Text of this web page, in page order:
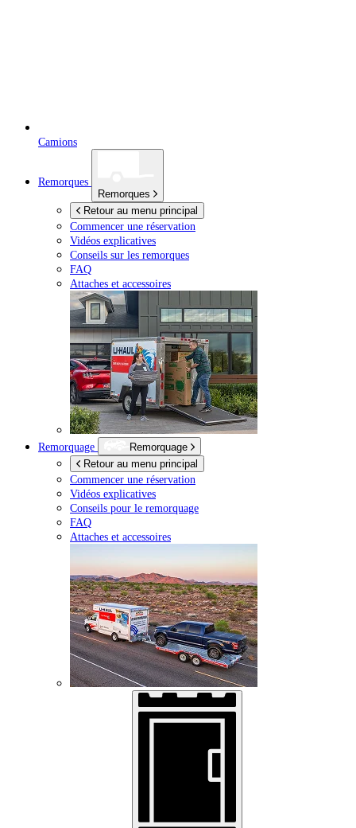
Camions
Remorques
Remorques
Retour au menu principal
Commencer une réservation
Vidéos explicatives
Conseils sur les remorques
FAQ
Attaches et accessoires
Remorquage
Remorquage
Retour au menu principal
Commencer une réservation
Vidéos explicatives
Conseils pour le remorquage
FAQ
Attaches et accessoires